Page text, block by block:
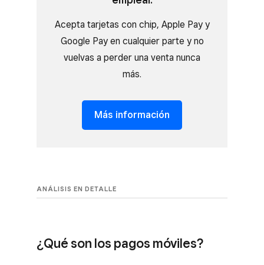
Acepta tarjetas con chip, Apple Pay y
Google Pay en cualquier parte y no
vuelvas a perder una venta nunca
más.
Más información
ANÁLISIS EN DETALLE
¿Qué son los pagos móviles?